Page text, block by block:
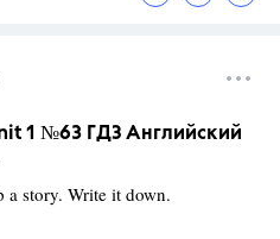
1 №63 ГДЗ Английский
a story. Write it down.